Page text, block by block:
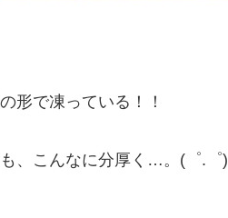
形で凍っている！！
、こんなに分厚く…。(゜.゜)